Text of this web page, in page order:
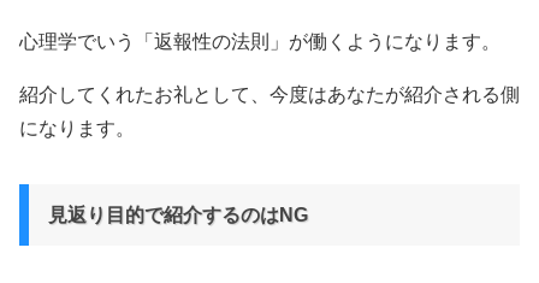
心理学でいう「返報性の法則」が働くようになります。
紹介してくれたお礼として、今度はあなたが紹介される側
になります。
見返り目的で紹介するのはNG